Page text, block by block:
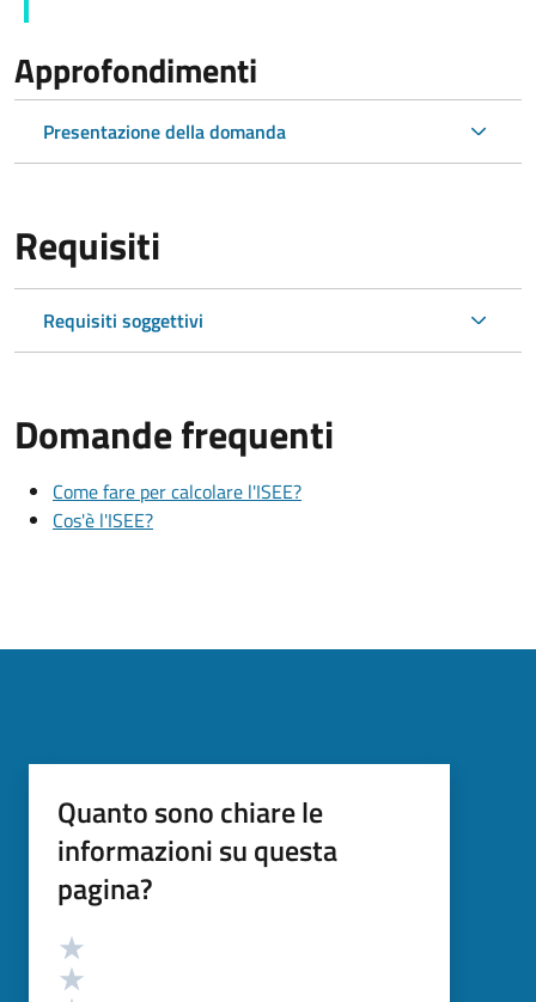
Approfondimenti
Presentazione della domanda
Requisiti
Requisiti soggettivi
Domande frequenti
Come fare per calcolare l'ISEE?
Cos'è l'ISEE?
Quanto sono chiare le
informazioni su questa
pagina?
Valutazione